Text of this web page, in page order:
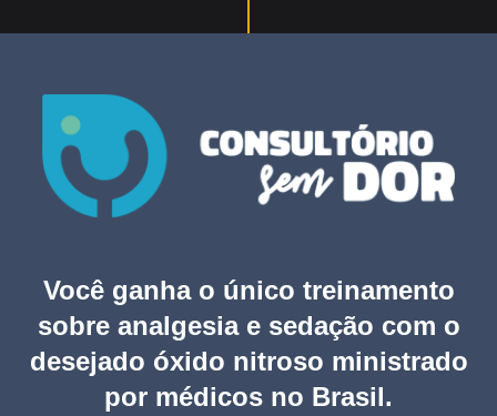
Você ganha o único treinamento
sobre analgesia e sedação com o
desejado óxido nitroso ministrado
por médicos no Brasil.